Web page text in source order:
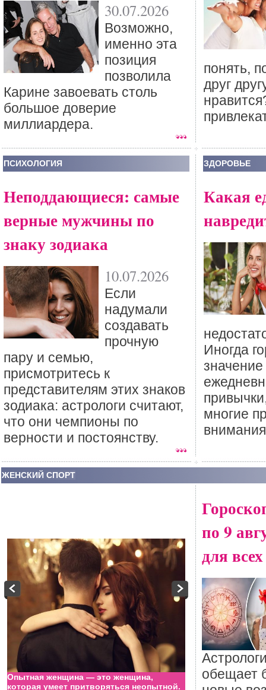
30.07.2026
Возможно,
именно эта
позиция
позволила
Карине завоевать столь
большое доверие
миллиардера.
понять,
друг
ПСИХОЛОГИЯ
Неподдающиеся: самые
верные мужчины по
знаку зодиака
10.07.2026
Если
надумали
создавать
прочную
пару и семью,
присмотритесь к
представителям этих знаков
зодиака: астрологи считают,
что они чемпионы по
верности и постоянству.
ЗДОРОВЬЕ
Какая
Иногда
многие
ЖЕНСКИЙ СПОРТ
Опытная женщина — это женщина,
которая умеет притворяться неопытной.
«Любовь — это
мужчина и
по 9
для
обещает